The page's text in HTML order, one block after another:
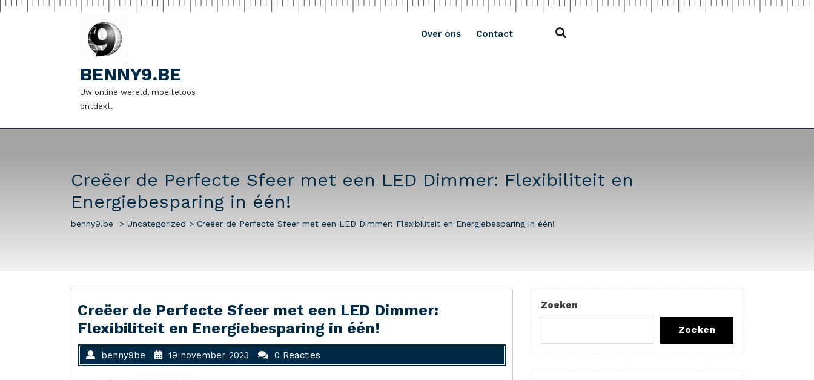
Naar
BENNY9.BE
Uw online wereld, moeiteloos
ontdekt.
Over ons Contact
Creëer de Perfecte Sfeer met een LED Dimmer: Flexibiliteit en
Energiebesparing in één!
benny9.be > Uncategorized > Creëer de Perfecte Sfeer met een LED Dimmer: Flexibiliteit en Energiebesparing in één!
Creëer de Perfecte Sfeer met een LED Dimmer:
Flexibiliteit en Energiebesparing in één!
benny9be 19 november 2023 0 Reacties
Zoeken
Zoeken